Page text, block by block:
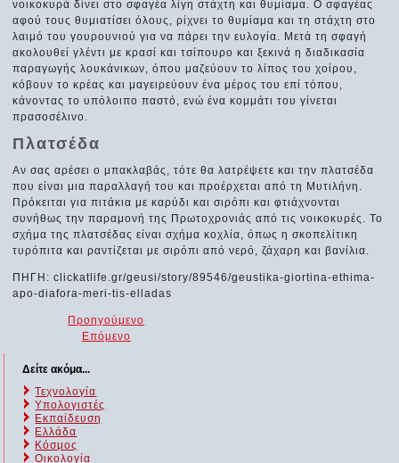
νοικοκυρά δίνει στο σφαγέα λίγη στάχτη και θυμίαμα. Ο σφαγέας
αφού τους θυμιατίσει όλους, ρίχνει το θυμίαμα και τη στάχτη στο
λαιμό του γουρουνιού για να πάρει την ευλογία. Μετά τη σφαγή
ακολουθεί γλέντι με κρασί και τσίπουρο και ξεκινά η διαδικασία
παραγωγής λουκάνικων, όπου μαζεύουν το λίπος του χοίρου,
κόβουν το κρέας και μαγειρεύουν ένα μέρος του επί τόπου,
κάνοντας το υπόλοιπο παστό, ενώ ένα κομμάτι του γίνεται
πρασοσέλινο.
Πλατσέδα
Αν σας αρέσει ο μπακλαβάς, τότε θα λατρέψετε και την πλατσέδα
που είναι μια παραλλαγή του και προέρχεται από τη Μυτιλήνη.
Πρόκειται για πιτάκια με καρύδι και σιρόπι και φτιάχνονται
συνήθως την παραμονή της Πρωτοχρονιάς από τις νοικοκυρές. Το
σχήμα της πλατσέδας είναι σχήμα κοχλία, όπως η σκοπελίτικη
τυρόπιτα και ραντίζεται με σιρόπι από νερό, ζάχαρη και βανίλια.
ΠΗΓΗ: clickatlife.gr/geusi/story/89546/geustika-giortina-ethima-
apo-diafora-meri-tis-elladas
Προηγούμενο
Επόμενο
Δείτε ακόμα...
Τεχνολογία
Υπολογιστές
Εκπαίδευση
Ελλάδα
Κόσμος
Οικολογία